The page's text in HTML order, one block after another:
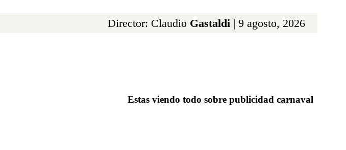
Director: Claudio Gastaldi | 9 agosto, 2026
Estas viendo todo sobre publicidad carnaval